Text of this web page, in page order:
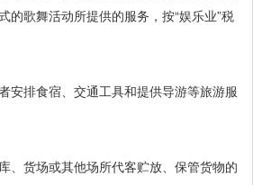
的歌舞活动所提供的服务，按“娱乐业”税
排食宿、交通工具和提供导游等旅游服
货场或其他场所代客贮放、保管货物的